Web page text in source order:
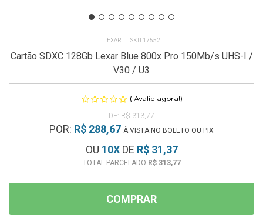
LEXAR 17552
Cartão SDXC 128Gb Lexar Blue 800x Pro 150Mb/s UHS-I /
V30 / U3
( Avalie agora!)
R$ 313,77
POR: R$ 288,67 À VISTA NO BOLETO OU PIX
OU 10XDE R$ 31,37
R$ 313,77
COMPRAR